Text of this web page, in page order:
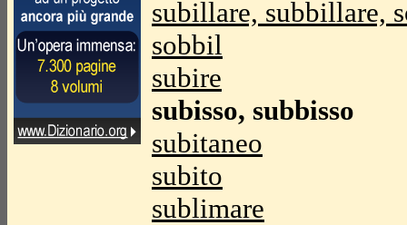
subillare, subbillare,
sobbil
subire
subisso, subbisso
subitaneo
subito
sublimare